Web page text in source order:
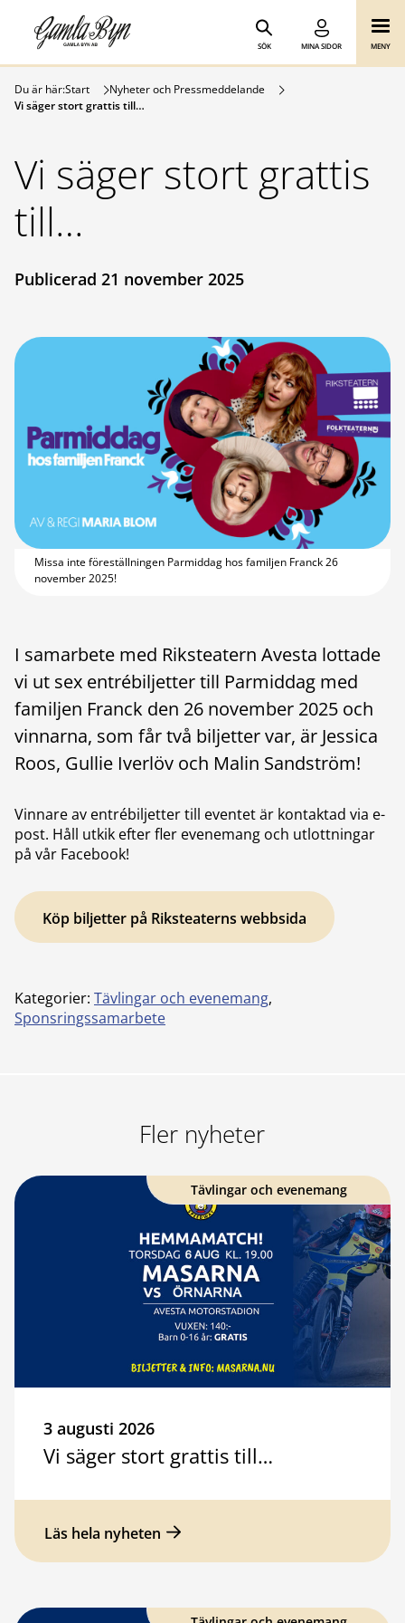
Hoppa till innehåll
Gamla Byn AB
SÖK MINA SIDOR MENY
Du är här:Start
Nyheter och Pressmeddelande
Vi säger stort grattis till…
Vi säger stort grattis
till…
Publicerad 21 november 2025
Missa inte föreställningen Parmiddag hos familjen Franck 26
november 2025!
I samarbete med Riksteatern Avesta lottade
vi ut sex entrébiljetter till Parmiddag med
familjen Franck den 26 november 2025 och
vinnarna, som får två biljetter var, är Jessica
Roos, Gullie Iverlöv och Malin Sandström!
Vinnare av entrébiljetter till eventet är kontaktad via e-
post. Håll utkik efter fler evenemang och utlottningar
på vår Facebook!
Köp biljetter på Riksteaterns webbsida
Kategorier: Tävlingar och evenemang,
Sponsringssamarbete
Fler nyheter
Tävlingar och evenemang
3 augusti 2026
Vi säger stort grattis till…
Läs hela nyheten